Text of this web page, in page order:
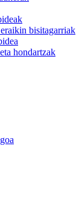
bisitagarriak
hondartzak